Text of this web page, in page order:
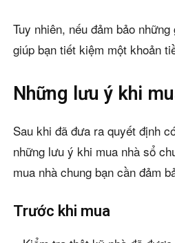
Tuy nhiên, nếu đảm bảo
giúp bạn tiết kiệm một khoản
Những lưu ý khi
Sau khi đã đưa ra quyết định
những lưu ý khi mua nhà sổ
mua nhà chung bạn cần đảm
Trước khi mua